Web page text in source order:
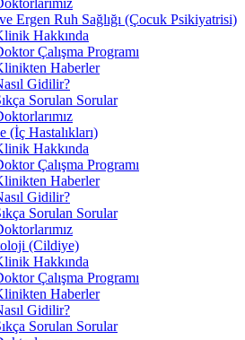
Ergen Ruh Sağlığı (Çocuk Psikiyatrisi)
Hakkında
Çalışma Programı
Haberler
Gidilir?
Sorulan Sorular
(İç Hastalıkları)
Hakkında
Çalışma Programı
Haberler
Gidilir?
Sorulan Sorular
(Cildiye)
Hakkında
Çalışma Programı
Haberler
Gidilir?
Sorulan Sorular